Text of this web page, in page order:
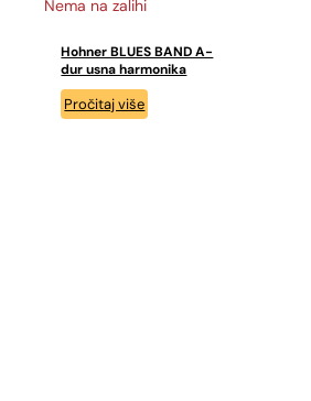
Nema na zalihi
Hohner BLUES BAND A-
dur usna harmonika
Pročitaj više